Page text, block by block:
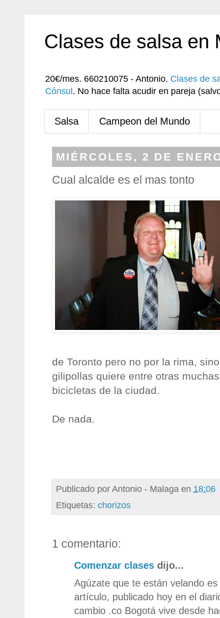
Clases de salsa en
20€/mes. 660210075 - Antonio. Clases de
Cónsul . No hace falta acudir en pareja
Salsa Campeon del Mundo
MIÉRCOLES, 2 DE
Cual alcalde es el mas tonto
de Toronto pero no por la rima,
gilipollas quiere entre otras
bicicletas de la ciudad.
De nada.
Publicado porAntonio - Malaga en 18:06
Etiquetas: chorizos
1 comentario:
Comenzar clases dijo...
Agúzate que te están velando
artículo, publicado hoy en el
cambio .co Bogotá vive desde